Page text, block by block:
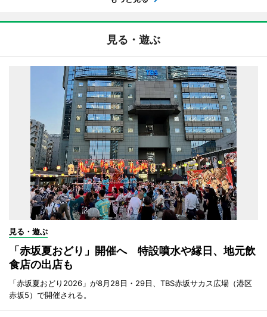
見る・遊ぶ
見る・遊ぶ
「赤坂夏おどり」開催へ 特設噴水や縁日、地元飲
食店の出店も
「赤坂夏おどり2026」が8月28日・29日、TBS赤坂サカス広場（港区
赤坂5）で開催される。